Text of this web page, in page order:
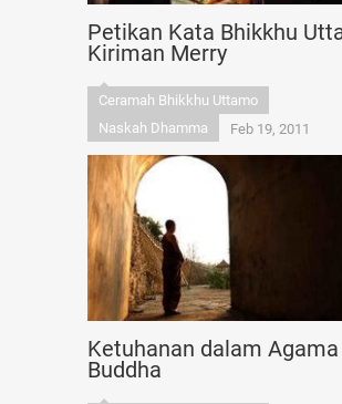
Petikan Kata Bhikkhu
Kiriman Merry
Ceramah Bhikkhu Uttamo
Naskah Dhamma
Feb 19, 2011
Ketuhanan dalam Agama
Buddha